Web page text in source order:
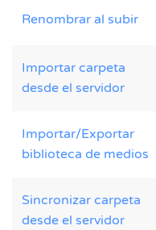
Renombrar al subir
Importar carpeta
desde el servidor
Importar/Exportar
biblioteca de medios
Sincronizar carpeta
desde el servidor